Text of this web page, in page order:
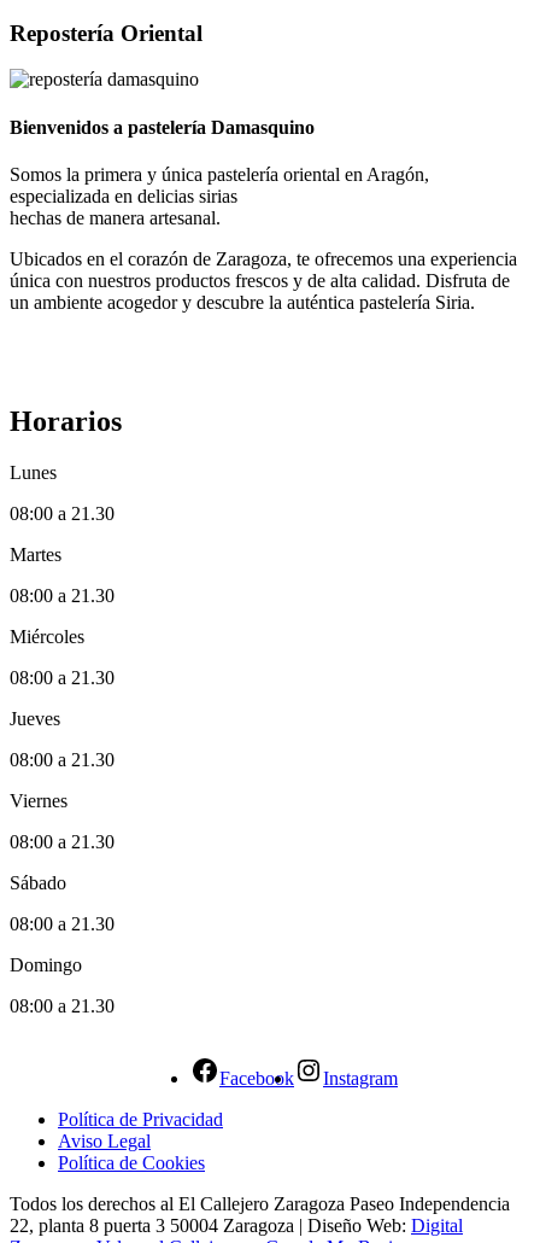
Repostería Oriental
Bienvenidos a pastelería Damasquino
Somos la primera y única pastelería oriental en Aragón,
especializada en delicias sirias
hechas de manera artesanal.
Ubicados en el corazón de Zaragoza, te ofrecemos una experiencia
única con nuestros productos frescos y de alta calidad. Disfruta de
un ambiente acogedor y descubre la auténtica pastelería Siria.
Horarios
Lunes
08:00 a 21.30
Martes
08:00 a 21.30
Miércoles
08:00 a 21.30
Jueves
08:00 a 21.30
Viernes
08:00 a 21.30
Sábado
08:00 a 21.30
Domingo
08:00 a 21.30
Facebook
Instagram
Política de Privacidad
Aviso Legal
Política de Cookies
Todos los derechos al El Callejero Zaragoza Paseo Independencia
22, planta 8 puerta 3 50004 Zaragoza | Diseño Web: Digital